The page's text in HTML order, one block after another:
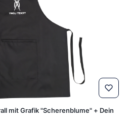
mit Grafik "Scherenblume" + Dein